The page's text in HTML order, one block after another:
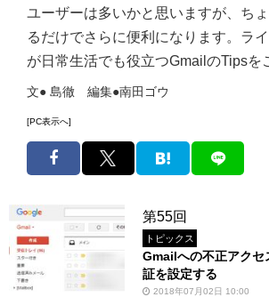
ユーザーは多いかと思いますが、ち
るだけでさらに便利になります。ラ
が日常生活でも役立つGmailのTipsを
文● 島徹 編集●南田ゴウ
[PC表示へ]
第55回
トピックス
Gmailへの不正アクセ
証を設定する
2018年07月02日 10:00